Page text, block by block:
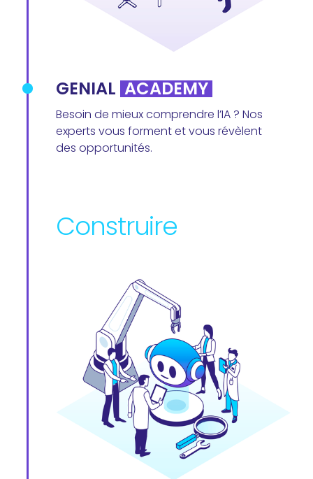
GENIAL ACADEMY
Besoin de mieux comprendre l’IA ? Nos
experts vous forment et vous révèlent
des opportunités.
Construire